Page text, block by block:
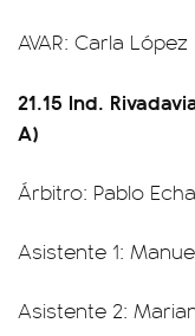
AVAR: Carla López
21.15 Ind.
A)
Árbitro: Pablo
Asistente 1:
Asistente 2: